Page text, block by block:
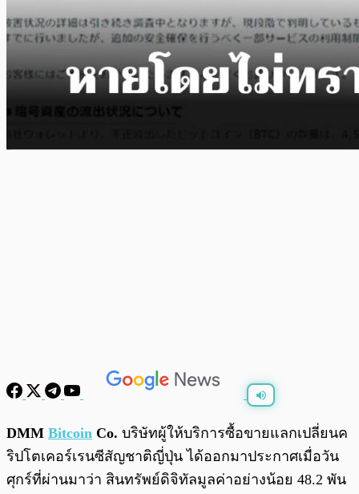
พร้อมเล่น 0:00
DMM Bitcoin Co. บริษัทผู้ให้บริการซื้อขายแลกเปลี่ยนค
ริปโตเคอร์เรนซีสัญชาติญี่ปุ่น ได้ออกมาประกาศเมื่อวัน
ศุกร์ที่ผ่านมาว่า สินทรัพย์ดิจิทัลมูลค่าอย่างน้อย 48.2 พัน